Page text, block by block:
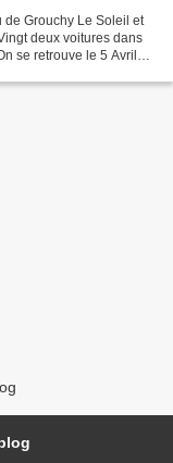
de Grouchy Le Soleil et
deux voitures dans
se retrouve le 5 Avril